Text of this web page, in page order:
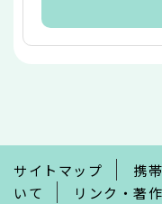
で
サイトマップ 携
いて
リンク・著